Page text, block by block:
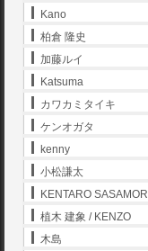
Kano
柏倉 隆史
加藤ルイ
Katsuma
カワカミタイキ
ケンオガタ
kenny
小松謙太
KENTARO SASAMORI
植木 建象 / KENZO
木島